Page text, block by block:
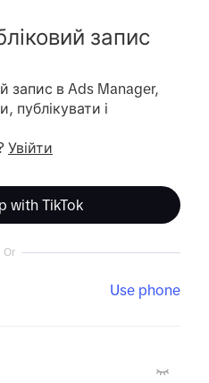
запис
запис в Ads Manager,
публікувати і
Увійти
with TikTok
Or
Use phone